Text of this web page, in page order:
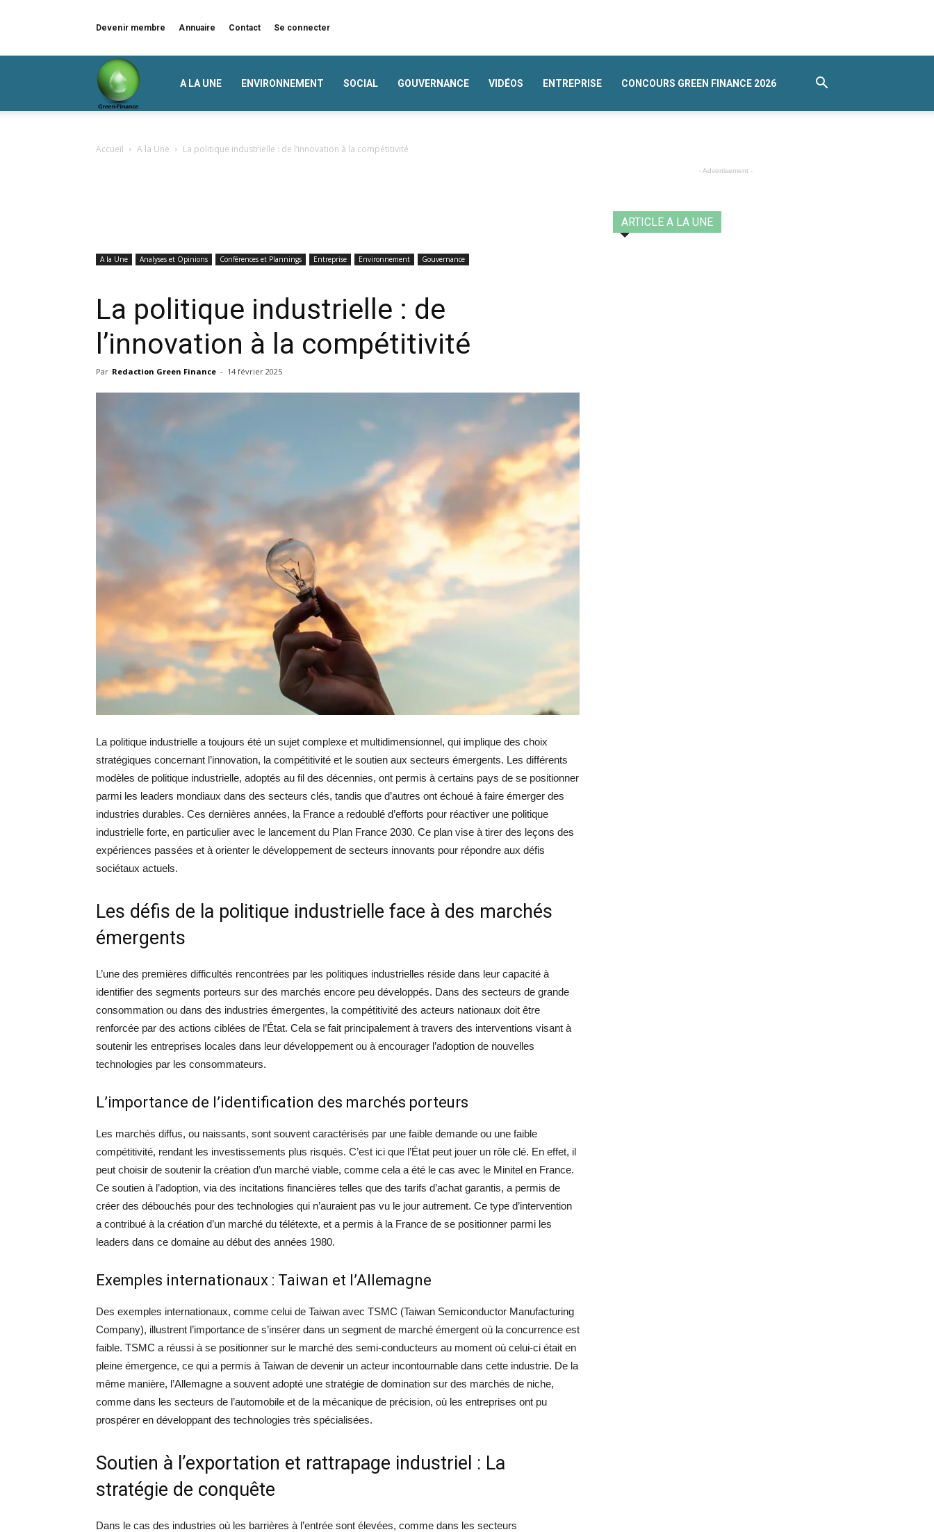
Devenir membre Annuaire Contact Se connecter
A LA UNE ENVIRONNEMENT SOCIAL GOUVERNANCE VIDÉOS ENTREPRISE CONCOURS GREEN FINANCE 2026
Accueil A la Une La politique industrielle : de l’innovation à la compétitivité
A la Une Analyses et Opinions Conférences et Plannings Entreprise Environnement Gouvernance
La politique industrielle : de
l’innovation à la compétitivité
Par Redaction Green Finance - 14 février 2025
La politique industrielle a toujours été un sujet complexe et multidimensionnel, qui implique des choix
stratégiques concernant l’innovation, la compétitivité et le soutien aux secteurs émergents. Les différents
modèles de politique industrielle, adoptés au fil des décennies, ont permis à certains pays de se positionner
parmi les leaders mondiaux dans des secteurs clés, tandis que d’autres ont échoué à faire émerger des
industries durables. Ces dernières années, la France a redoublé d’efforts pour réactiver une politique
industrielle forte, en particulier avec le lancement du Plan France 2030. Ce plan vise à tirer des leçons des
expériences passées et à orienter le développement de secteurs innovants pour répondre aux défis
sociétaux actuels.
Les défis de la politique industrielle face à des marchés
émergents
L’une des premières difficultés rencontrées par les politiques industrielles réside dans leur capacité à
identifier des segments porteurs sur des marchés encore peu développés. Dans des secteurs de grande
consommation ou dans des industries émergentes, la compétitivité des acteurs nationaux doit être
renforcée par des actions ciblées de l’État. Cela se fait principalement à travers des interventions visant à
soutenir les entreprises locales dans leur développement ou à encourager l’adoption de nouvelles
technologies par les consommateurs.
L’importance de l’identification des marchés porteurs
Les marchés diffus, ou naissants, sont souvent caractérisés par une faible demande ou une faible
compétitivité, rendant les investissements plus risqués. C’est ici que l’État peut jouer un rôle clé. En effet, il
peut choisir de soutenir la création d’un marché viable, comme cela a été le cas avec le Minitel en France.
Ce soutien à l’adoption, via des incitations financières telles que des tarifs d’achat garantis, a permis de
créer des débouchés pour des technologies qui n’auraient pas vu le jour autrement. Ce type d’intervention
a contribué à la création d’un marché du télétexte, et a permis à la France de se positionner parmi les
leaders dans ce domaine au début des années 1980.
Exemples internationaux : Taiwan et l’Allemagne
Des exemples internationaux, comme celui de Taiwan avec TSMC (Taiwan Semiconductor Manufacturing
Company), illustrent l’importance de s’insérer dans un segment de marché émergent où la concurrence est
faible. TSMC a réussi à se positionner sur le marché des semi-conducteurs au moment où celui-ci était en
pleine émergence, ce qui a permis à Taiwan de devenir un acteur incontournable dans cette industrie. De la
même manière, l’Allemagne a souvent adopté une stratégie de domination sur des marchés de niche,
comme dans les secteurs de l’automobile et de la mécanique de précision, où les entreprises ont pu
prospérer en développant des technologies très spécialisées.
Soutien à l’exportation et rattrapage industriel : La
stratégie de conquête
Dans le cas des industries où les barrières à l’entrée sont élevées, comme dans les secteurs
- Advertisement -
ARTICLE A LA UNE